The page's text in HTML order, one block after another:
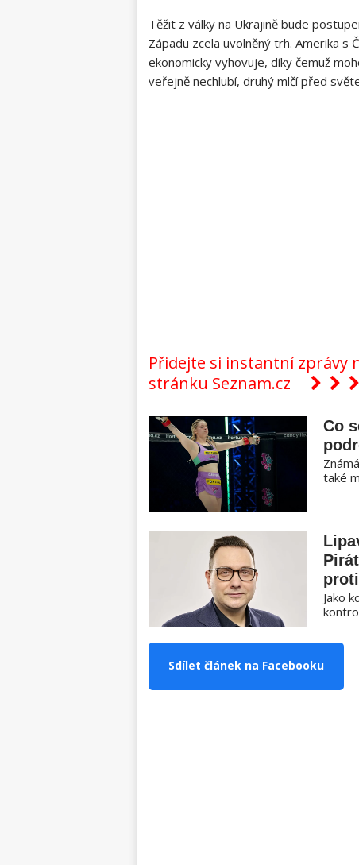
Těžit z války na Ukrajině bude
Západu zcela uvolněný trh. Amerika s
ekonomicky vyhovuje, díky čemuž
veřejně nechlubí, druhý mlčí před
Přidejte si instantní zprávy
stránku Seznam.cz
Co
také
Jako
Sdílet článek na Facebooku